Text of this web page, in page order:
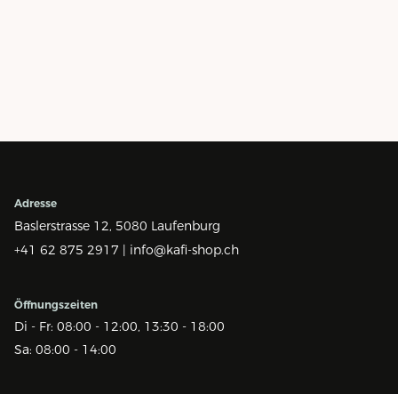
Adresse
Baslerstrasse 12, 5080 Laufenburg
+41 62 875 2917 | info@kafi-shop.ch
Öffnungszeiten
Di - Fr: 08:00 - 12:00, 13:30 - 18:00
Sa: 08:00 - 14:00